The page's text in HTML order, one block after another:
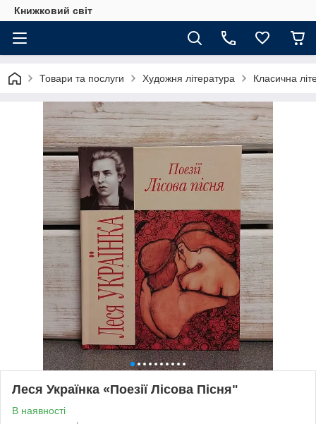
Книжковий світ
Товари та послуги Художня література Класична
Леся Українка «Поезії Лісова Пісня"
В наявності